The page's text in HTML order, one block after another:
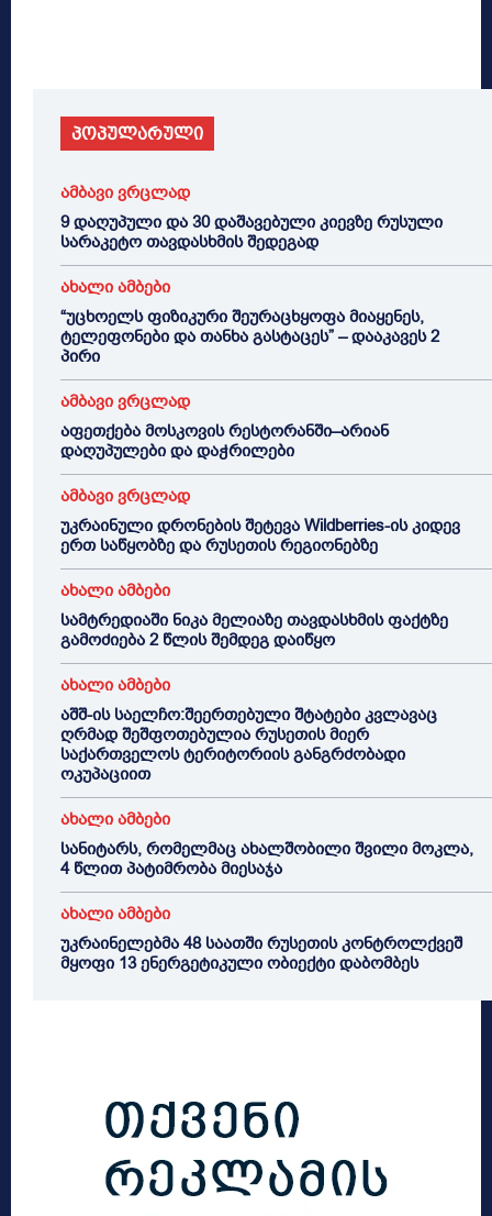
პოპულარული
ამბავი ვრცლად
9 დაღუპული და 30 დაშავებული კიევზე რუსული
სარაკეტო თავდასხმის შედეგად
ახალი ამბები
“უცხოელს ფიზიკური შეურაცხყოფა მიაყენეს,
ტელეფონები და თანხა გასტაცეს” – დააკავეს 2
პირი
ამბავი ვრცლად
აფეთქება მოსკოვის რესტორანში–არიან
დაღუპულები და დაჭრილები
ამბავი ვრცლად
უკრაინული დრონების შეტევა Wildberries-ის კიდევ
ერთ საწყობზე და რუსეთის რეგიონებზე
ახალი ამბები
სამტრედიაში ნიკა მელიაზე თავდასხმის ფაქტზე
გამოძიება 2 წლის შემდეგ დაიწყო
ახალი ამბები
აშშ-ის საელჩო:შეერთებული შტატები კვლავაც
ღრმად შეშფოთებულია რუსეთის მიერ
საქართველოს ტერიტორიის განგრძობადი
ოკუპაციით
ახალი ამბები
სანიტარს, რომელმაც ახალშობილი შვილი მოკლა,
4 წლით პატიმრობა მიესაჯა
ახალი ამბები
უკრაინელებმა 48 საათში რუსეთის კონტროლქვეშ
მყოფი 13 ენერგეტიკული ობიექტი დაბომბეს